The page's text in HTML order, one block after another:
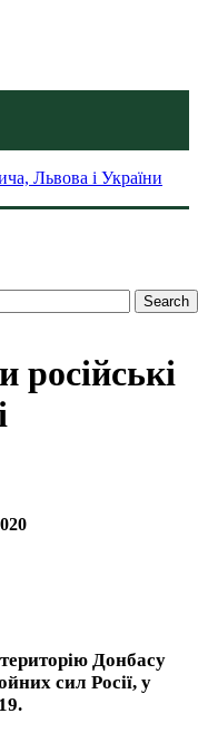
Львова і України
Донбасу
сил Росії, у